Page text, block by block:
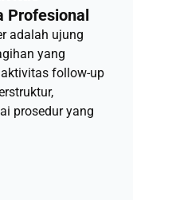
Profesional
adalah ujung
yang
follow-up
prosedur yang